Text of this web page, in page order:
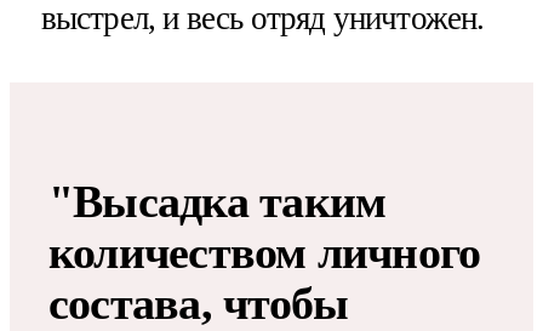
выстрел, и весь отряд уничтожен.
"Высадка таким
количеством личного
состава, чтобы